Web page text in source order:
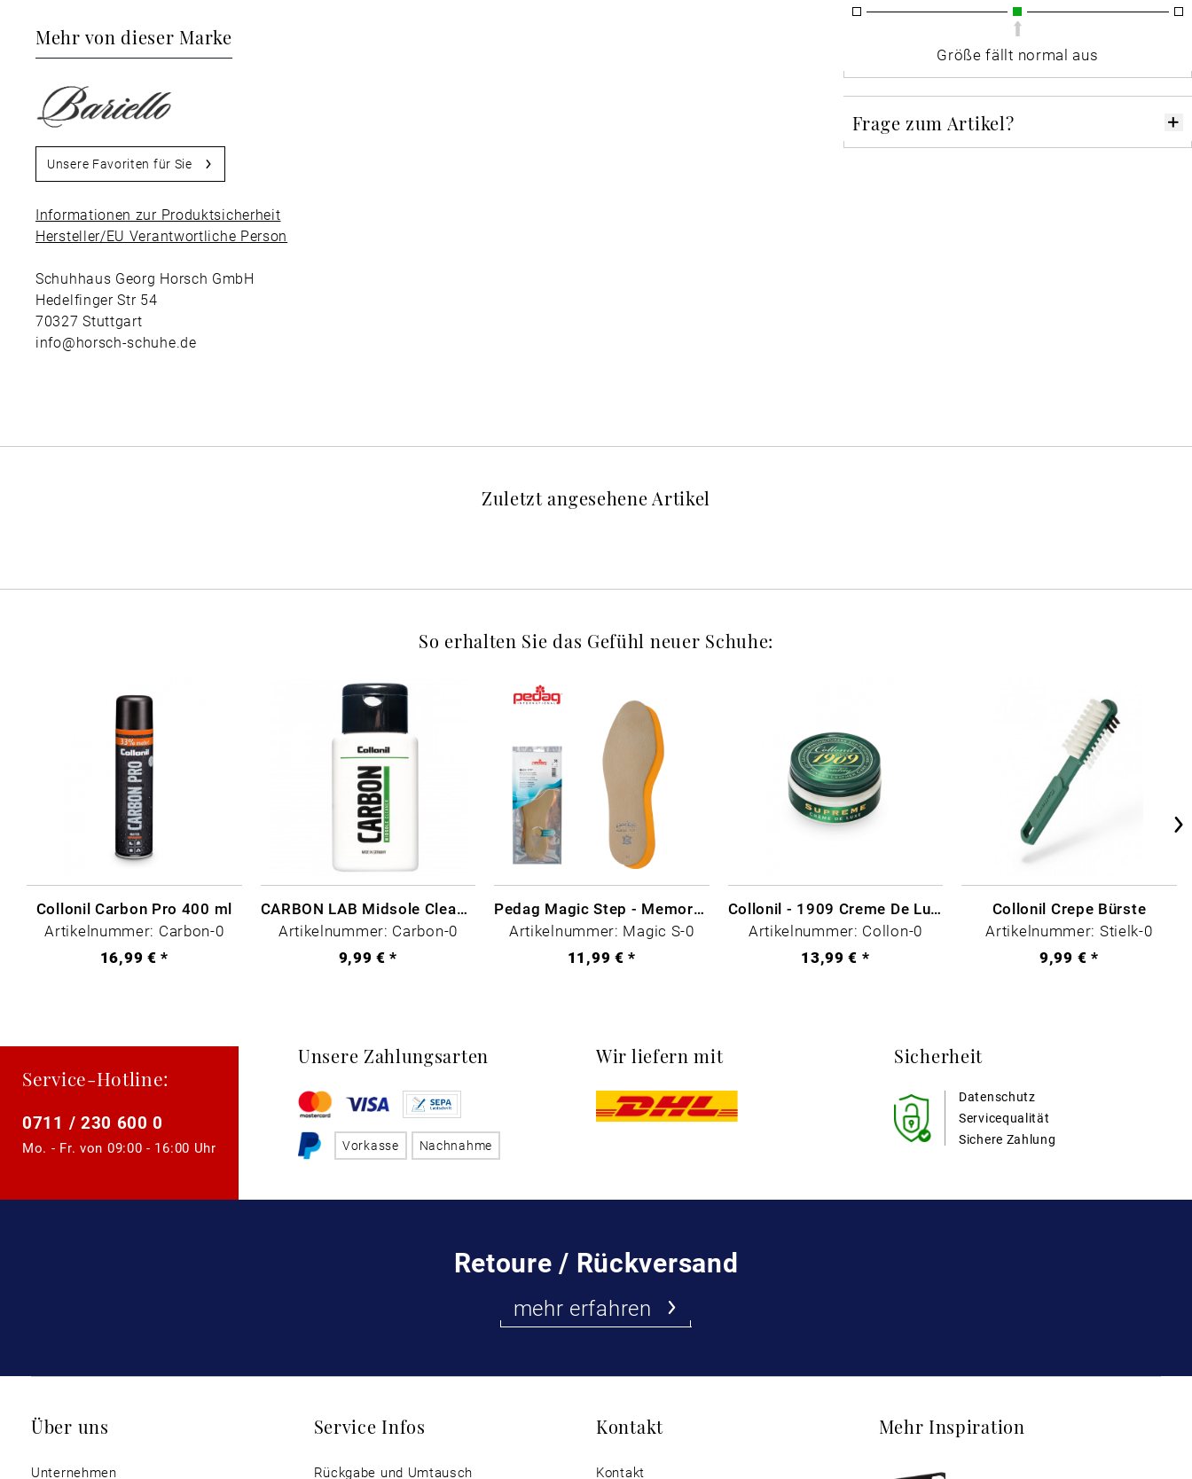
Mehr von dieser Marke
Unsere Favoriten für Sie
Informationen zur Produktsicherheit
Hersteller/EU Verantwortliche Person
Schuhhaus Georg Horsch GmbH
Hedelfinger Str 54
70327 Stuttgart
info@horsch-schuhe.de
Größe fällt normal aus
Frage zum Artikel?
Zuletzt angesehene Artikel
So erhalten Sie das Gefühl neuer Schuhe:
Collonil Carbon Pro 400 ml
Artikelnummer: Carbon-0
16,99 € *
CARBON LAB Midsole Cleaner
Artikelnummer: Carbon-0
9,99 € *
Pedag Magic Step - Memory Schaum
Artikelnummer: Magic S-0
11,99 € *
Collonil - 1909 Creme De Luxe Farblos
Artikelnummer: Collon-0
13,99 € *
Collonil Crepe Bürste
Artikelnummer: Stielk-0
9,99 € *
Retoure / Rückversand
mehr erfahren
Service-Hotline:
0711 / 230 600 0
Mo. - Fr. von 09:00 - 16:00 Uhr
Unsere Zahlungsarten
Vorkasse Nachnahme
Wir liefern mit Sicherheit
Datenschutz
Sichere Zahlung
Servicequalität
Über uns
Unternehmen
Service Infos
Rückgabe und Umtausch
Kontakt
Kontakt
Mehr Inspiration